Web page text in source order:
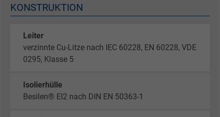
KONSTRUKTION
Leiter
verzinnte Cu-Litze nach IEC 60228, EN 60228, VDE
0295, Klasse 5
Isolierhülle
Besilen® EI2 nach DIN EN 50363-1